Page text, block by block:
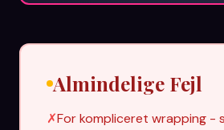
Almindelige Fejl
✗For kompliceret wrapping -